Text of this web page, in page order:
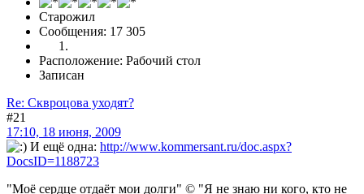
Старожил
Сообщения: 17 305
Расположение: Рабочий стол
Записан
Re: Сквроцова уходят?
#21
17:10, 18 июня, 2009
И ещё одна: http://www.kommersant.ru/doc.aspx?
DocsID=1188723
"Моё сердце отдаёт мои долги" © "Я не знаю ни кого, кто не